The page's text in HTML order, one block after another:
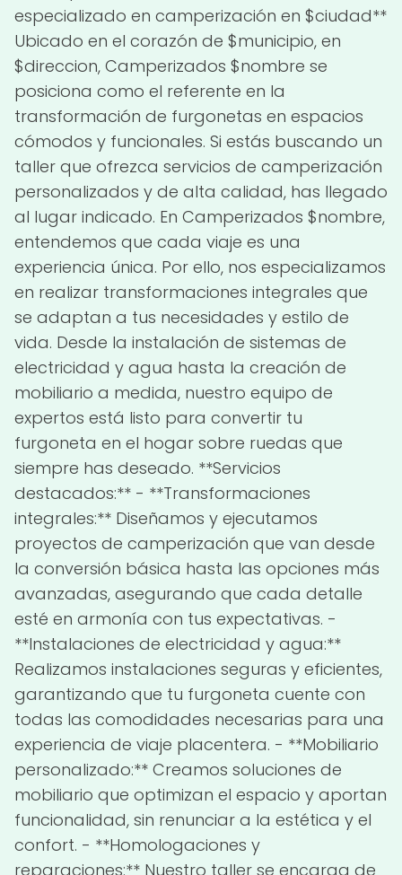
especializado en camperización en $ciudad**
Ubicado en el corazón de $municipio, en
$direccion, Camperizados $nombre se
posiciona como el referente en la
transformación de furgonetas en espacios
cómodos y funcionales. Si estás buscando un
taller que ofrezca servicios de camperización
personalizados y de alta calidad, has llegado
al lugar indicado. En Camperizados $nombre,
entendemos que cada viaje es una
experiencia única. Por ello, nos especializamos
en realizar transformaciones integrales que
se adaptan a tus necesidades y estilo de
vida. Desde la instalación de sistemas de
electricidad y agua hasta la creación de
mobiliario a medida, nuestro equipo de
expertos está listo para convertir tu
furgoneta en el hogar sobre ruedas que
siempre has deseado. **Servicios
destacados:** - **Transformaciones
integrales:** Diseñamos y ejecutamos
proyectos de camperización que van desde
la conversión básica hasta las opciones más
avanzadas, asegurando que cada detalle
esté en armonía con tus expectativas. -
**Instalaciones de electricidad y agua:**
Realizamos instalaciones seguras y eficientes,
garantizando que tu furgoneta cuente con
todas las comodidades necesarias para una
experiencia de viaje placentera. - **Mobiliario
personalizado:** Creamos soluciones de
mobiliario que optimizan el espacio y aportan
funcionalidad, sin renunciar a la estética y el
confort. - **Homologaciones y
reparaciones:** Nuestro taller se encarga de